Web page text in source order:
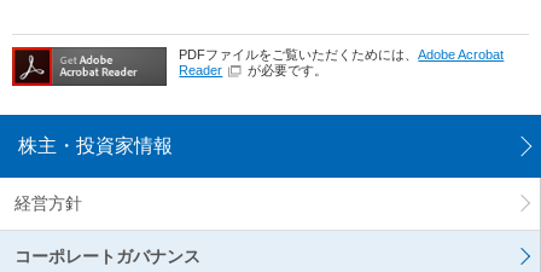
PDFファイルをご覧いただくためには、Adobe Acrobat
Reader
が必要です。
株主・投資家情報
経営方針
コーポレートガバナンス